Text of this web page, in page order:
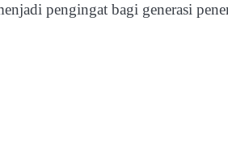
pengingat bagi generasi